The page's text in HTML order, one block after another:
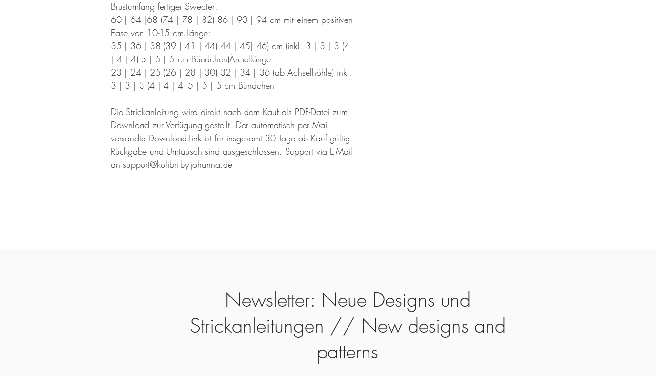
Brustumfang fertiger Sweater:
60 | 64 |68 (74 | 78 | 82) 86 | 90 | 94 cm mit einem positiven
Ease von 10-15 cm.Länge:
35 | 36 | 38 (39 | 41 | 44) 44 | 45| 46) cm (inkl. 3 | 3 | 3 (4
| 4 | 4) 5 | 5 | 5 cm Bündchen)Ärmellänge:
23 | 24 | 25 (26 | 28 | 30) 32 | 34 | 36 (ab Achselhöhle) inkl.
3 | 3 | 3 (4 | 4 | 4) 5 | 5 | 5 cm Bündchen
Die Strickanleitung wird direkt nach dem Kauf als PDF-Datei zum
Download zur Verfügung gestellt. Der automatisch per Mail
versandte Download-Link ist für insgesamt 30 Tage ab Kauf gültig.
Rückgabe und Umtausch sind ausgeschlossen. Support via E-Mail
an support@kolibri-by-johanna.de
Newsletter: Neue Designs und
Strickanleitungen // New designs and
patterns